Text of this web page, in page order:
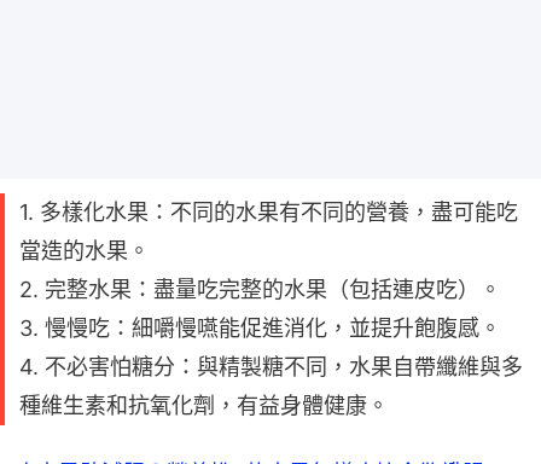
1. 多樣化水果：不同的水果有不同的營養，盡可能吃
當造的水果。
2. 完整水果：盡量吃完整的水果（包括連皮吃）。
3. 慢慢吃：細嚼慢嚥能促進消化，並提升飽腹感。
4. 不必害怕糖分：與精製糖不同，水果自帶纖維與多
種維生素和抗氧化劑，有益身體健康。